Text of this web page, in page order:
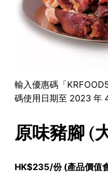
輸入優惠碼「
碼使用日期至 2023 年
原味豬腳 (
HK$235/份 (產品價值